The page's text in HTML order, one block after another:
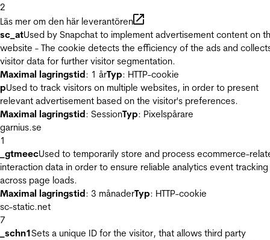
2
Läs mer om den här leverantören
sc_atUsed by Snapchat to implement advertisement content on
website - The cookie detects the efficiency of the ads and
visitor data for further visitor segmentation.
Maximal lagringstid: 1 årTyp: HTTP-cookie
pUsed to track visitors on multiple websites, in order to present
relevant advertisement based on the visitor's preferences.
Maximal lagringstid: SessionTyp: Pixelspårare
garnius.se
1
_gtmeecUsed to temporarily store and process ecommerce-
interaction data in order to ensure reliable analytics event tracking
across page loads.
Maximal lagringstid: 3 månaderTyp: HTTP-cookie
sc-static.net
7
_schn1Sets a unique ID for the visitor, that allows third party